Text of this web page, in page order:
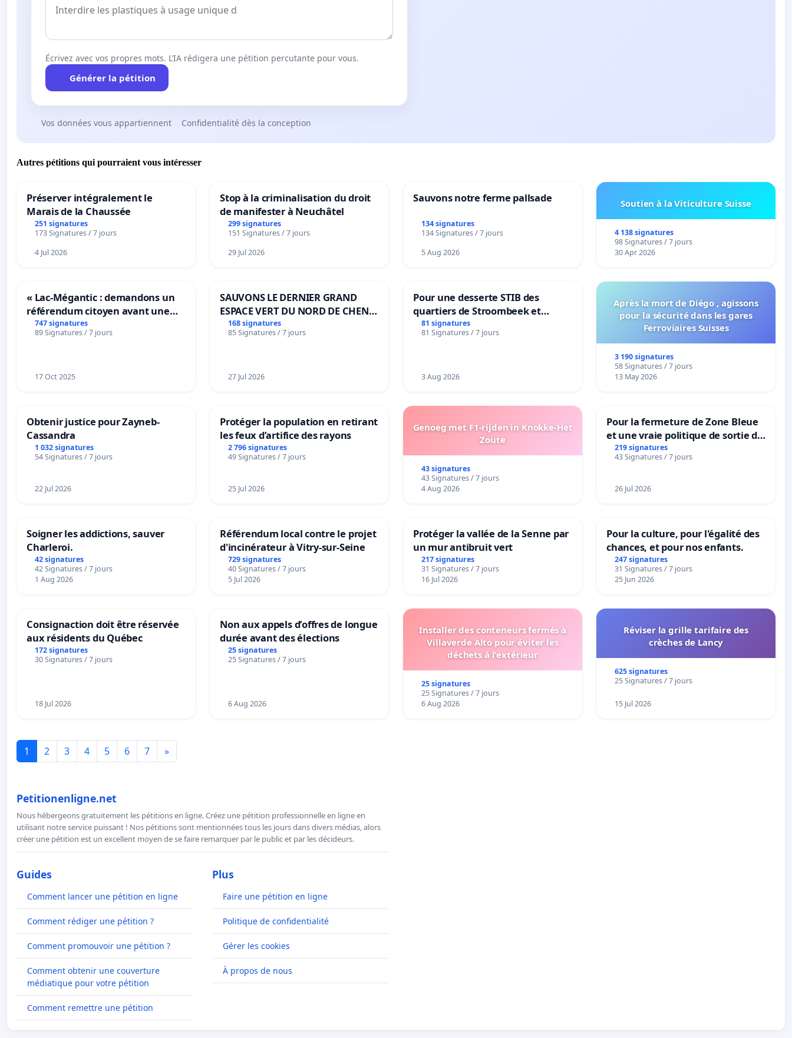
Écrivez avec vos propres mots. L’IA rédigera une pétition percutante pour vous.
Générer la pétition
Vos données vous appartiennent Confidentialité dès la conception
Autres pétitions qui pourraient vous intéresser
Préserver intégralement le
Marais de la Chaussée
251 signatures
173 Signatures / 7 jours
4 Jul 2026
Stop à la criminalisation du droit
de manifester à Neuchâtel
299 signatures
151 Signatures / 7 jours
29 Jul 2026
Sauvons notre ferme pallsade
134 signatures
134 Signatures / 7 jours
5 Aug 2026
Soutien à la Viticulture Suisse
4 138 signatures
98 Signatures / 7 jours
30 Apr 2026
« Lac-Mégantic : demandons un
référendum citoyen avant une
transformation irréversible de
notre territoire »
747 signatures
89 Signatures / 7 jours
17 Oct 2025
SAUVONS LE DERNIER GRAND
ESPACE VERT DU NORD DE CHENE-
BOUGERIES
168 signatures
85 Signatures / 7 jours
27 Jul 2026
Pour une desserte STIB des
quartiers de Stroombeek et
Beauval - Voor een MIVB-
bediening van de wijken
81 signatures
81 Signatures / 7 jours
3 Aug 2026
Après la mort de Diégo , agissons
pour la sécurité dans les gares
Ferroviaires Suisses
3 190 signatures
58 Signatures / 7 jours
13 May 2026
Obtenir justice pour Zayneb-
Cassandra
1 032 signatures
54 Signatures / 7 jours
22 Jul 2026
Protéger la population en retirant
les feux d’artifice des rayons
2 796 signatures
49 Signatures / 7 jours
25 Jul 2026
Genoeg met F1-rijden in Knokke-Het
Zoute
43 signatures
43 Signatures / 7 jours
4 Aug 2026
Pour la fermeture de Zone Bleue
et une vraie politique de sortie de
la dépendance
219 signatures
43 Signatures / 7 jours
26 Jul 2026
Soigner les addictions, sauver
Charleroi.
42 signatures
42 Signatures / 7 jours
1 Aug 2026
Référendum local contre le projet
d'incinérateur à Vitry-sur-Seine
729 signatures
40 Signatures / 7 jours
5 Jul 2026
Protéger la vallée de la Senne par
un mur antibruit vert
217 signatures
31 Signatures / 7 jours
16 Jul 2026
Pour la culture, pour l'égalité des
chances, et pour nos enfants.
247 signatures
31 Signatures / 7 jours
25 Jun 2026
Consignaction doit être réservée
aux résidents du Québec
172 signatures
30 Signatures / 7 jours
18 Jul 2026
Non aux appels d’offres de longue
durée avant des élections
25 signatures
25 Signatures / 7 jours
6 Aug 2026
Installer des conteneurs fermés à
Villaverde Alto pour éviter les
déchets à l'extérieur
25 signatures
25 Signatures / 7 jours
6 Aug 2026
Réviser la grille tarifaire des
crèches de Lancy
625 signatures
25 Signatures / 7 jours
15 Jul 2026
1 2 3 4 5 6 7 »
Petitionenligne.net
Nous hébergeons gratuitement les pétitions en ligne. Créez une pétition professionnelle en ligne en
utilisant notre service puissant ! Nos pétitions sont mentionnées tous les jours dans divers médias, alors
créer une pétition est un excellent moyen de se faire remarquer par le public et par les décideurs.
Guides
Comment lancer une pétition en ligne
Comment rédiger une pétition ?
Comment promouvoir une pétition ?
Comment obtenir une couverture
médiatique pour votre pétition
Comment remettre une pétition
Plus
Faire une pétition en ligne
Politique de confidentialité
Gérer les cookies
À propos de nous